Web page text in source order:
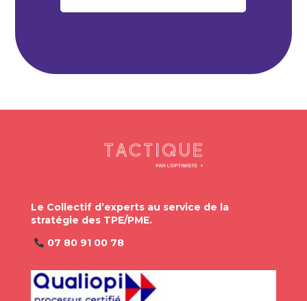
Le Collectif d’experts au service de la
stratégie des TPE/PME.
07 80 91 00 78